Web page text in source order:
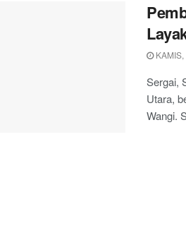
KAMIS,
Sergai,
Utara,
Wangi.